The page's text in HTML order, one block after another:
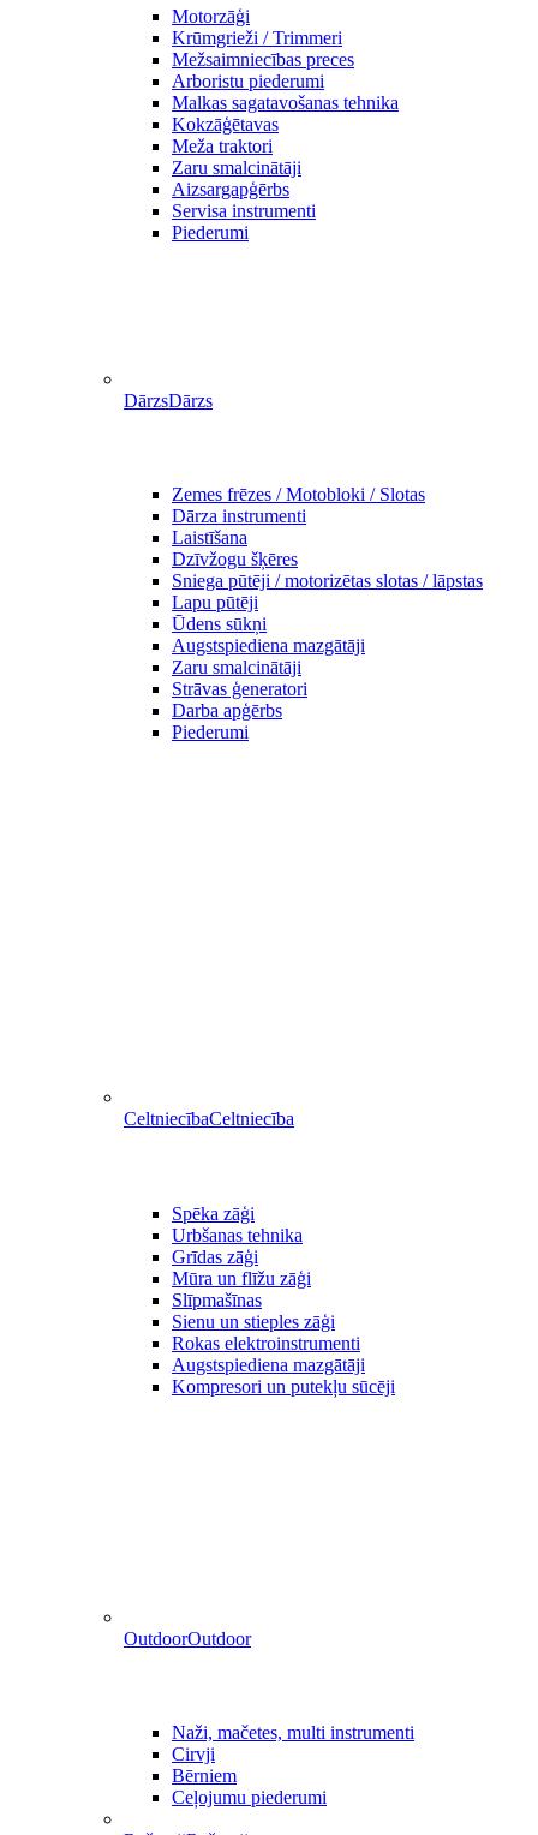
Motorzāģi
Krūmgrieži / Trimmeri
Mežsaimniecības preces
Arboristu piederumi
Malkas sagatavošanas tehnika
Kokzāģētavas
Meža traktori
Zaru smalcinātāji
Aizsargapģērbs
Servisa instrumenti
Piederumi
DārzsDārzs
Zemes frēzes / Motobloki / Slotas
Dārza instrumenti
Laistīšana
Dzīvžogu šķēres
Sniega pūtēji / motorizētas slotas / lāpstas
Lapu pūtēji
Ūdens sūkņi
Augstspiediena mazgātāji
Zaru smalcinātāji
Strāvas ģeneratori
Darba apģērbs
Piederumi
CeltniecībaCeltniecība
Spēka zāģi
Urbšanas tehnika
Grīdas zāģi
Mūra un flīžu zāģi
Slīpmašīnas
Sienu un stieples zāģi
Rokas elektroinstrumenti
Augstspiediena mazgātāji
Kompresori un putekļu sūcēji
OutdoorOutdoor
Naži, mačetes, multi instrumenti
Cirvji
Bērniem
Ceļojumu piederumi